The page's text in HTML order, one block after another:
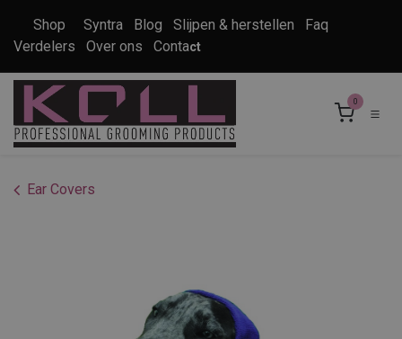
Shop Syntra Blog Slijpen & herstellen
Faq
Verdelers
Over ons Contact
0
Ear Covers